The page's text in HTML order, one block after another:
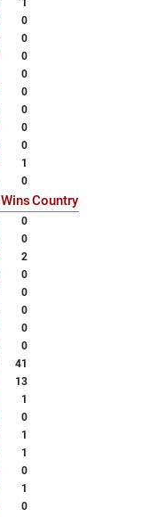
1
0
0
0
0
0
0
0
0
1
0
WinsCountry
0
0
2
0
0
0
0
0
41
13
1
0
1
1
0
1
0